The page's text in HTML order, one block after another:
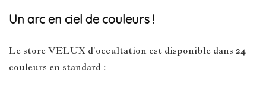
Un arc en ciel de couleurs !
Le store VELUX d’occultation est disponible dans 24
couleurs en standard :